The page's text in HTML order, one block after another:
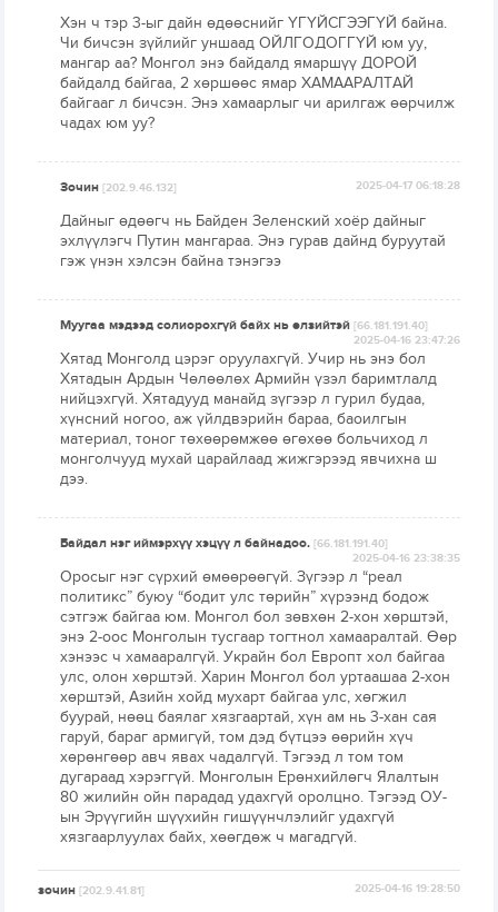
Хэн ч тэр 3-ыг дайн өдөөснийг ҮГҮЙСГЭЭГҮЙ байна.
Чи бичсэн зүйлийг уншаад ОЙЛГОДОГГҮЙ юм уу,
мангар аа? Монгол энэ байдалд ямаршүү ДОРОЙ
байдалд байгаа, 2 хөршөөс ямар ХАМААРАЛТАЙ
байгааг л бичсэн. Энэ хамаарлыг чи арилгаж өөрчилж
чадах юм уу?
Зочин[202.9.46.132] 2025-04-17 06:18:28
Дайныг өдөөгч нь Байден Зеленский хоёр дайныг
эхлүүлэгч Путин мангараа. Энэ гурав дайнд буруутай
гэж үнэн хэлсэн байна тэнэгээ
Муугаа мэдээд солиорохгүй байх нь өлзийтэй[66.181.191.40]
2025-04-16 23:47:26
Хятад Монголд цэрэг оруулахгүй. Учир нь энэ бол
Хятадын Ардын Чөлөөлөх Армийн үзэл баримтлалд
нийцэхгүй. Хятадууд манайд зүгээр л гурил будаа,
хүнсний ногоо, аж үйлдвэрийн бараа, баоилгын
материал, тоног төхөөрөмжөө өгөхөө больчиход л
монголчууд мухай царайлаад жижгэрээд явчихна ш
дээ.
Байдал нэг иймэрхүү хэцүү л байнадоо.[66.181.191.40]
2025-04-16 23:38:35
Оросыг нэг сүрхий өмөөрөөгүй. Зүгээр л “реал
политикс” буюу “бодит улс төрийн” хүрээнд бодож
сэтгэж байгаа юм. Монгол бол зөвхөн 2-хон хөрштэй,
энэ 2-оос Монголын тусгаар тогтнол хамааралтай. Өөр
хэнээс ч хамааралгүй. Украйн бол Европт хол байгаа
улс, олон хөрштэй. Харин Монгол бол уртаашаа 2-хон
хөрштэй, Азийн хойд мухарт байгаа улс, хөгжил
буурай, нөөц баялаг хязгаартай, хүн ам нь 3-хан сая
гаруй, бараг армигүй, том дэд бүтцээ өөрийн хүч
хөрөнгөөр авч явах чадалгүй. Тэгээд л том том
дугараад хэрэггүй. Монголын Ерөнхийлөгч Ялалтын
80 жилийн ойн парадад удахгүй оролцно. Тэгээд ОУ-
ын Эрүүгийн шүүхийн гишүүнчлэлийг удахгүй
хязгаарлуулах байх, хөөгдөж ч магадгүй.
зочин[202.9.41.81] 2025-04-16 19:28:50